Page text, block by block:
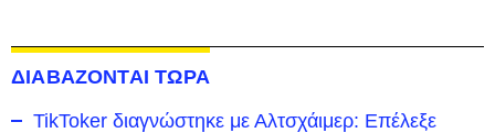
ΔΙΑΒΑΖΟΝΤΑΙ ΤΩΡΑ
TikToker διαγνώστηκε με Αλτσχάιμερ: Επέλεξε